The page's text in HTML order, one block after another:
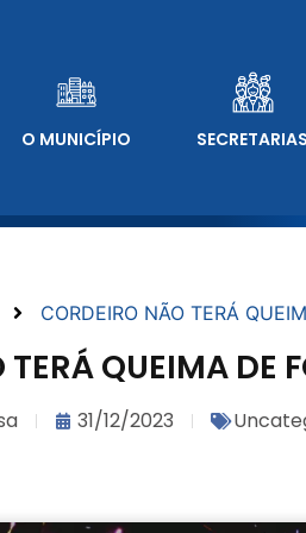
O MUNICÍPIO SECRETARIAS
CORDEIRO NÃO TERÁ
QUEIMA DE
31/12/2023